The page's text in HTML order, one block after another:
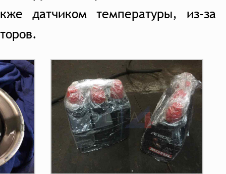
датчиком температуры, из-за